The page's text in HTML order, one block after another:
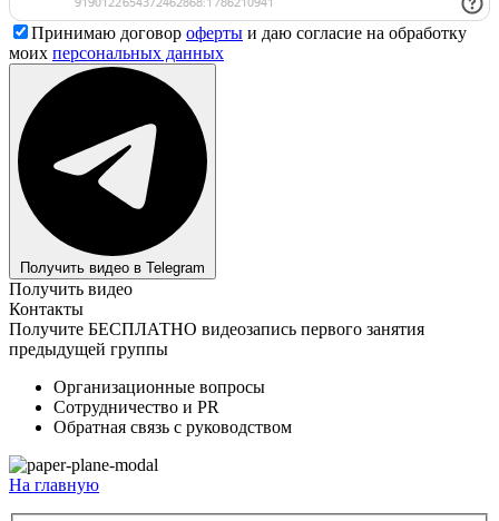
Принимаю договор оферты и даю согласие на обработку
моих персональных данных
Получить видео в Telegram
Получить видео
Контакты
Получите БЕСПЛАТНО видеозапись первого занятия
предыдущей группы
Организационные вопросы
Сотрудничество и PR
Обратная связь с руководством
На главную